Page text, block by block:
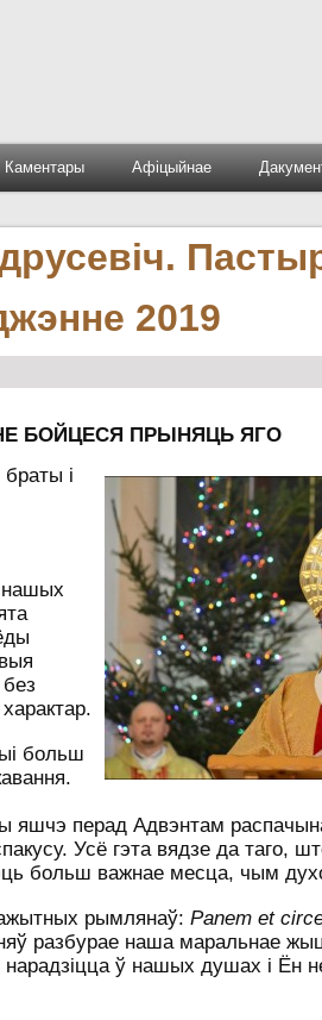
Каментары Афіцыйнае
2019
БОЙЦЕСЯ ПРЫНЯЦЬ ЯГО
і
нашых
больш
яшчэ перад Адвэнтам
Усё гэта вядзе да таго,
больш важнае месца, чым
рымлянаў: Panem et
разбурае наша маральнае
ў нашых душах і Ён